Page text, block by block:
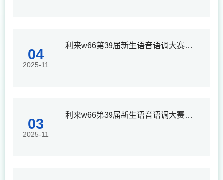
04
2025-11
利来w66第39届新生语音语调大赛主持人介绍
03
2025-11
利来w66第39届新生语音语调大赛决赛选手介绍